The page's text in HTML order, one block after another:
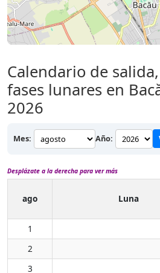
Calendario de
fases lunares en
2026
Mes: Año:
Desplázate a la derecha para ver más
ago
Luna
1
2
3